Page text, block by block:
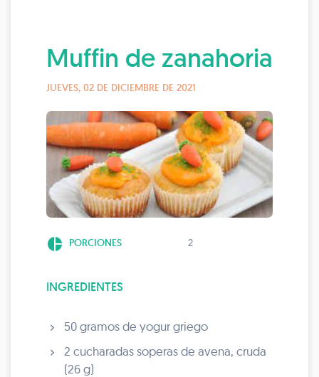
Muffin de zanahoria
JUEVES, 02 DE DICIEMBRE DE 2021
pie_chart PORCIONES 2
INGREDIENTES
50 gramos de yogur griego
2 cucharadas soperas de avena, cruda
(26 g)